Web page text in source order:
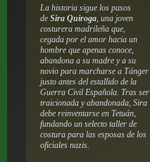
La historia sigue los pasos
de Sira Quiroga, una joven
costurera madrileña que,
cegada por el amor hacia un
hombre que apenas conoce,
abandona a su madre y a su
novio para marcharse a Tánger
justo antes del estallido de la
Guerra Civil Española. Tras ser
traicionada y abandonada, Sira
debe reinventarse en Tetuán,
fundando un selecto taller de
costura para las esposas de los
oficiales nazis.